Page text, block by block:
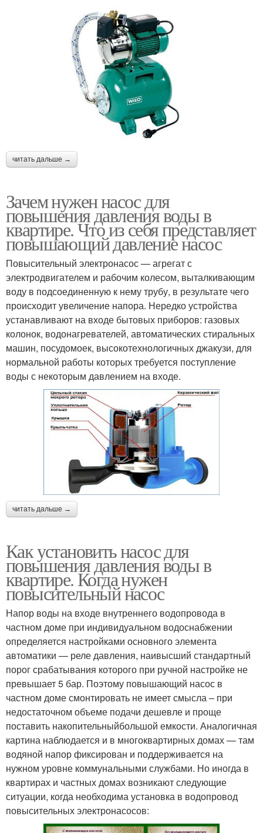
читать дальше →
Зачем нужен насос для
повышения давления воды в
квартире. Что из себя представляет
повышающий давление насос
Повысительный электронасос — агрегат с
электродвигателем и рабочим колесом, выталкивающим
воду в подсоединенную к нему трубу, в результате чего
происходит увеличение напора. Нередко устройства
устанавливают на входе бытовых приборов: газовых
колонок, водонагревателей, автоматических стиральных
машин, посудомоек, высокотехнологичных джакузи, для
нормальной работы которых требуется поступление
воды с некоторым давлением на входе.
читать дальше →
Как установить насос для
повышения давления воды в
квартире. Когда нужен
повысительный насос
Напор воды на входе внутреннего водопровода в
частном доме при индивидуальном водоснабжении
определяется настройками основного элемента
автоматики — реле давления, наивысший стандартный
порог срабатывания которого при ручной настройке не
превышает 5 бар. Поэтому повышающий насос в
частном доме смонтировать не имеет смысла – при
недостаточном объеме подачи дешевле и проще
поставить накопительныйбольшой емкости. Аналогичная
картина наблюдается и в многоквартирных домах — там
водяной напор фиксирован и поддерживается на
нужном уровне коммунальными службами. Но иногда в
квартирах и частных домах возникают следующие
ситуации, когда необходима установка в водопровод
повысительных электронасосов: